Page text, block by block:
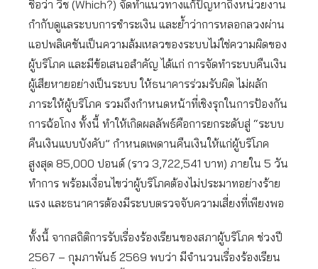
ชื่อว่า วิช (Which?) จัดทำแนวทางแก้ปัญหาถึงหน่วยงาน
กำกับดูแลระบบการชำระเงิน และย้ำว่าการหลอกลวงผ่าน
แอปพลิเคชันเป็นความล้มเหลวของระบบไม่ใช่ความผิดของ
ผู้บริโภค และมีข้อเสนอสำคัญ ได้แก่ การจัดทำระบบคืนเงิน
ผู้เสียหายอย่างเป็นระบบ ให้ธนาคารร่วมรับผิด ไม่ผลัก
ภาระให้ผู้บริโภค รวมถึงกำหนดหน้าที่เชิงรุกในการป้องกัน
การฉ้อโกง ทั้งนี้ ทำให้เกิดผลลัพธ์คือการยกระดับสู่ “ระบบ
คืนเงินแบบบังคับ” กำหนดเพดานคืนเงินให้แก่ผู้บริโภค
สูงสุด 85,000 ปอนด์ (ราว 3,722,541 บาท) ภายใน 5 วัน
ทำการ พร้อมเงื่อนไขว่าผู้บริโภคต้องไม่ประมาทอย่างร้าย
แรง และธนาคารต้องมีระบบตรวจจับความเสี่ยงที่เพียงพอ
ทั้งนี้ จากสถิติการรับเรื่องร้องเรียนของสภาผู้บริโภค ช่วงปี
2567 – กุมภาพันธ์ 2569 พบว่า มีจำนวนเรื่องร้องเรียน